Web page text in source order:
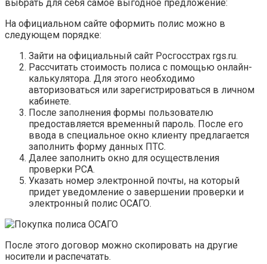
выбрать для себя самое выгодное предложение:
На официальном сайте оформить полис можно в
следующем порядке:
Зайти на официальный сайт Росгосстрах rgs.ru.
Рассчитать стоимость полиса с помощью онлайн-
калькулятора. Для этого необходимо
авторизоваться или зарегистрироваться в личном
кабинете.
После заполнения формы пользователю
предоставляется временный пароль. После его
ввода в специальное окно клиенту предлагается
заполнить форму данных ПТС.
Далее заполнить окно для осуществления
проверки РСА.
Указать номер электронной почты, на который
придет уведомление о завершении проверки и
электронный полис ОСАГО.
После этого договор можно скопировать на другие
носители и распечатать.